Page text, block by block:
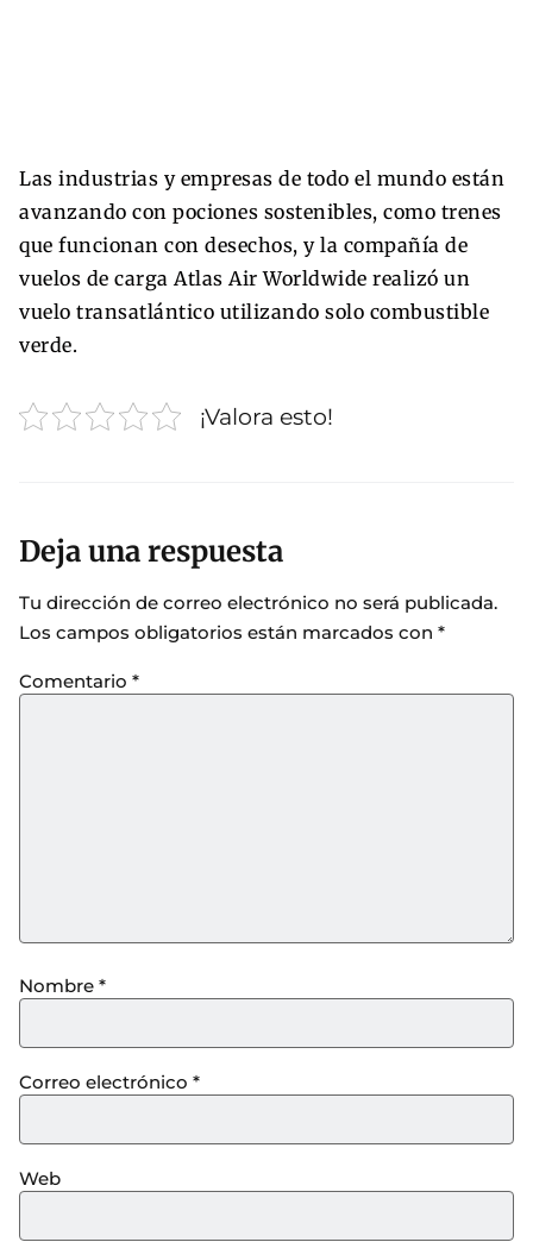
Las industrias y empresas de todo el mundo están
avanzando con pociones sostenibles, como trenes
que funcionan con desechos, y la compañía de
vuelos de carga Atlas Air Worldwide realizó un
vuelo transatlántico utilizando solo combustible
verde.
¡Valora esto!
Deja una respuesta
Tu dirección de correo electrónico no será publicada.
Los campos obligatorios están marcados con *
Comentario *
Nombre *
Correo electrónico *
Web